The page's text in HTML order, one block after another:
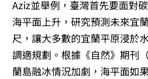
Aziz並舉例，臺灣首先要面對
海平面上升，研究預測未來宜
尺，讓大多數的宜蘭平原浸於
調適規劃。根據《自然》期刊
蘭島融冰情況加劇，海平面如